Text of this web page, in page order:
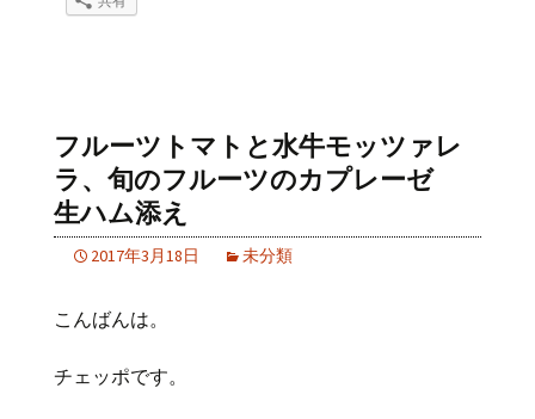
フルーツトマトと水牛モッツァレ
ラ、旬のフルーツのカプレーゼ
生ハム添え
2017年3月18日 未分類
こんばんは。
チェッポです。